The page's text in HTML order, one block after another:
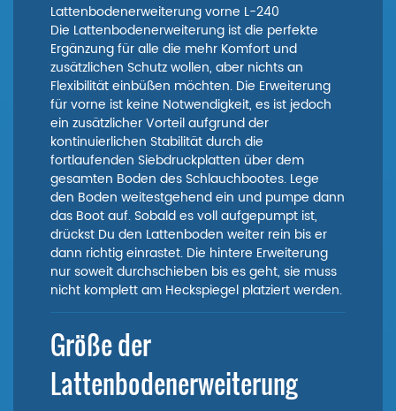
Lattenbodenerweiterung vorne L-240
Die Lattenbodenerweiterung ist die perfekte
Ergänzung für alle die mehr Komfort und
zusätzlichen Schutz wollen, aber nichts an
Flexibilität einbüßen möchten. Die Erweiterung
für vorne ist keine Notwendigkeit, es ist jedoch
ein zusätzlicher Vorteil aufgrund der
kontinuierlichen Stabilität durch die
fortlaufenden Siebdruckplatten über dem
gesamten Boden des Schlauchbootes. Lege
den Boden weitestgehend ein und pumpe dann
das Boot auf. Sobald es voll aufgepumpt ist,
drückst Du den Lattenboden weiter rein bis er
dann richtig einrastet. Die hintere Erweiterung
nur soweit durchschieben bis es geht, sie muss
nicht komplett am Heckspiegel platziert werden.
Größe der
Lattenbodenerweiterung